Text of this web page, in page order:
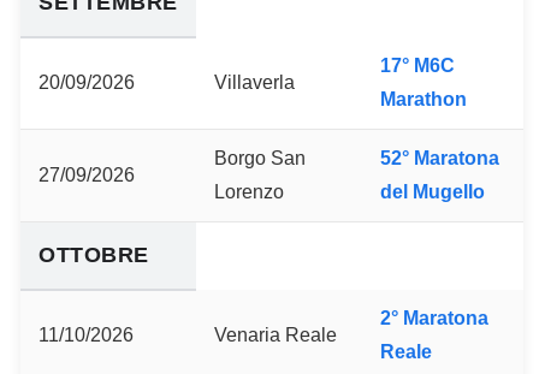
20/09/2026 Villaverla
17° M6C
Marathon
27/09/2026
Borgo San
Lorenzo
52° Maratona
del Mugello
OTTOBRE
11/10/2026 Venaria Reale
2° Maratona
Reale